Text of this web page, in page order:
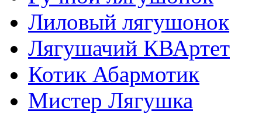
Лиловый лягушонок
Лягушачий КВАртет
Котик Абармотик
Мистер Лягушка